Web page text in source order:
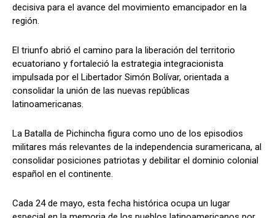
decisiva para el avance del movimiento emancipador en la
región.
El triunfo abrió el camino para la liberación del territorio
ecuatoriano y fortaleció la estrategia integracionista
impulsada por el Libertador Simón Bolívar, orientada a
consolidar la unión de las nuevas repúblicas
latinoamericanas.
La Batalla de Pichincha figura como uno de los episodios
militares más relevantes de la independencia suramericana, al
consolidar posiciones patriotas y debilitar el dominio colonial
español en el continente.
Cada 24 de mayo, esta fecha histórica ocupa un lugar